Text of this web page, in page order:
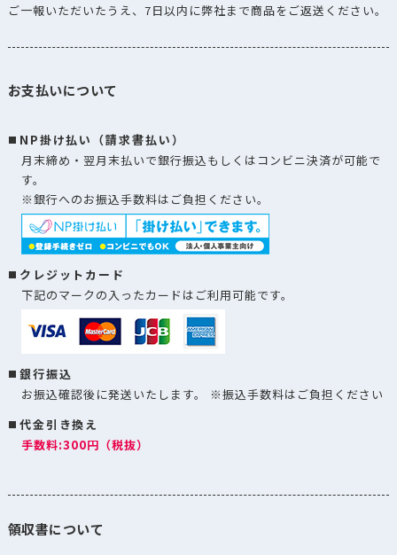
ご一報いただいたうえ、7日以内に弊社まで商品をご返送ください。
お支払いについて
NP掛け払い（請求書払い）
月末締め・翌月末払いで銀行振込もしくはコンビニ決済が可能で
す。
※銀行へのお振込手数料はご負担ください。
クレジットカード
下記のマークの入ったカードはご利用可能です。
銀行振込
お振込確認後に発送いたします。 ※振込手数料はご負担ください
代金引き換え
手数料:300円（税抜）
領収書について